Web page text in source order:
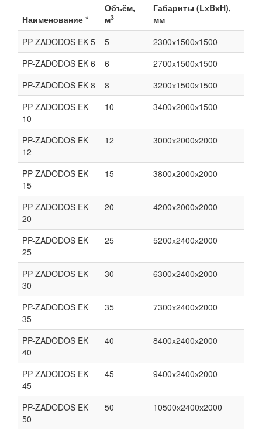
Наименование *
Объём,
м3
Габариты (LхBхH),
мм
PP-ZADODOS EK 5
5
2300х1500х1500
PP-ZADODOS EK 6
6
2700х1500х1500
PP-ZADODOS EK 8
8
3200х1500х1500
PP-ZADODOS EK
10
10 3400х2000х1500
PP-ZADODOS EK
12
12 3000х2000х2000
PP-ZADODOS EK
15
15 3800х2000х2000
PP-ZADODOS EK
20
20 4200х2000х2000
PP-ZADODOS EK
25
25 5200х2400х2000
PP-ZADODOS EK
30
30 6300х2400х2000
PP-ZADODOS EK
35
35 7300х2400х2000
PP-ZADODOS EK
40
40 8400х2400х2000
PP-ZADODOS EK
45
45 9400х2400х2000
PP-ZADODOS EK
50
50 10500х2400х2000